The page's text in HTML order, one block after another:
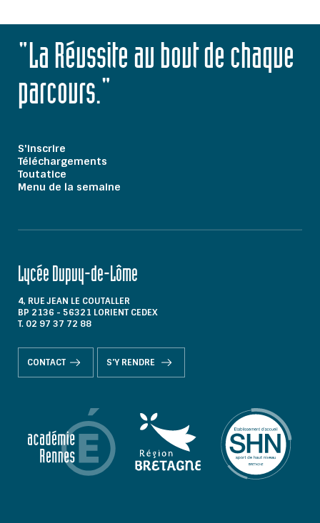
"La Réussite au bout de chaque
parcours."
S'inscrire
Téléchargements
Toutatice
Menu de la semaine
Lycée Dupuy-de-Lôme
4, RUE JEAN LE COUTALLER
BP 2136 - 56321 LORIENT CEDEX
T. 02 97 37 72 88
CONTACT S'Y RENDRE